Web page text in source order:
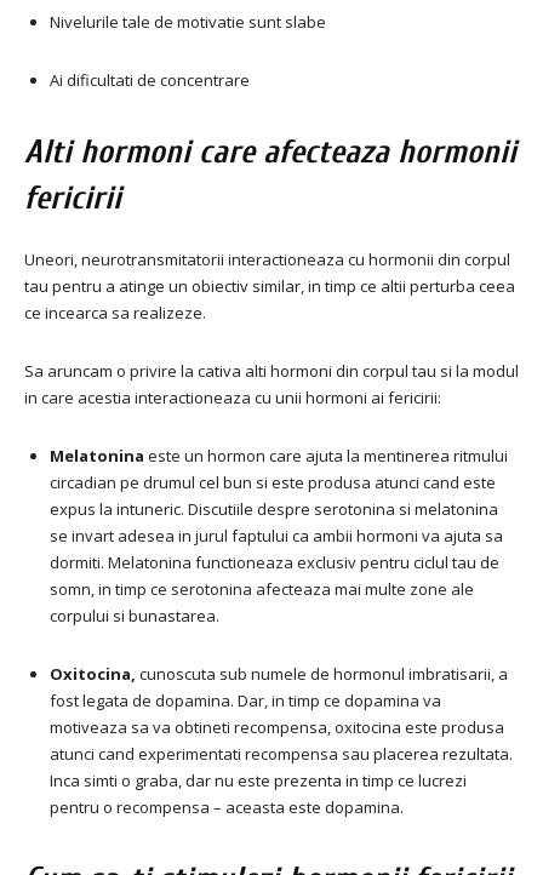
Nivelurile tale de motivatie sunt slabe
Ai dificultati de concentrare
Alti hormoni care afecteaza hormonii
fericirii
Uneori, neurotransmitatorii interactioneaza cu hormonii din corpul
tau pentru a atinge un obiectiv similar, in timp ce altii perturba ceea
ce incearca sa realizeze.
Sa aruncam o privire la cativa alti hormoni din corpul tau si la modul
in care acestia interactioneaza cu unii hormoni ai fericirii:
Melatonina este un hormon care ajuta la mentinerea ritmului
circadian pe drumul cel bun si este produsa atunci cand este
expus la intuneric. Discutiile despre serotonina si melatonina
se invart adesea in jurul faptului ca ambii hormoni va ajuta sa
dormiti. Melatonina functioneaza exclusiv pentru ciclul tau de
somn, in timp ce serotonina afecteaza mai multe zone ale
corpului si bunastarea.
Oxitocina, cunoscuta sub numele de hormonul imbratisarii, a
fost legata de dopamina. Dar, in timp ce dopamina va
motiveaza sa va obtineti recompensa, oxitocina este produsa
atunci cand experimentati recompensa sau placerea rezultata.
Inca simti o graba, dar nu este prezenta in timp ce lucrezi
pentru o recompensa – aceasta este dopamina.